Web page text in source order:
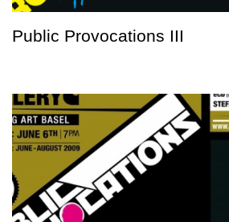
Public Provocations III